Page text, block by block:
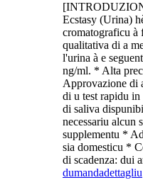
Ecstasy (Urina)
cromatograficu à
qualitativa di a
l'urina à e
ng/ml. * Alta
Approvazione di
di u test rapidu
di saliva
necessariu alcun
supplementu *
sia domesticu *
di scadenza: dui
dumandadettagliu